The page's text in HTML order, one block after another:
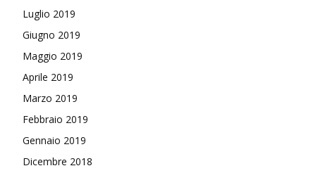
Luglio 2019
Giugno 2019
Maggio 2019
Aprile 2019
Marzo 2019
Febbraio 2019
Gennaio 2019
Dicembre 2018